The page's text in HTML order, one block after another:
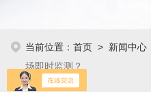
当前位置：首页 > 新闻中心
场即时监测？